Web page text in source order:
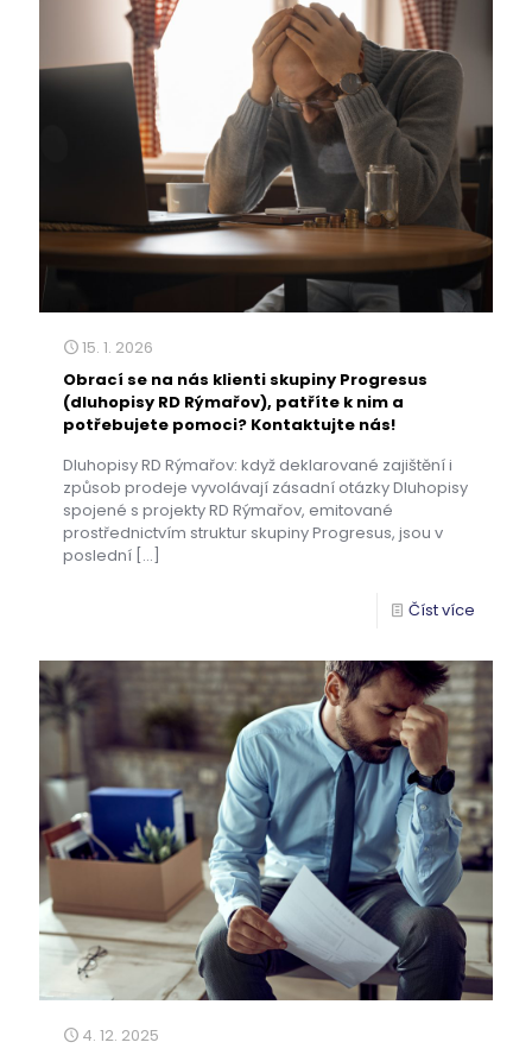
15. 1. 2026
Obrací se na nás klienti skupiny Progresus
(dluhopisy RD Rýmařov), patříte k nim a
potřebujete pomoci? Kontaktujte nás!
Dluhopisy RD Rýmařov: když deklarované zajištění i
způsob prodeje vyvolávají zásadní otázky Dluhopisy
spojené s projekty RD Rýmařov, emitované
prostřednictvím struktur skupiny Progresus, jsou v
poslední […]
Číst více
4. 12. 2025